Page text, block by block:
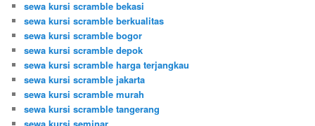
sewa kursi scramble bekasi
sewa kursi scramble berkualitas
sewa kursi scramble bogor
sewa kursi scramble depok
sewa kursi scramble harga terjangkau
sewa kursi scramble jakarta
sewa kursi scramble murah
sewa kursi scramble tangerang